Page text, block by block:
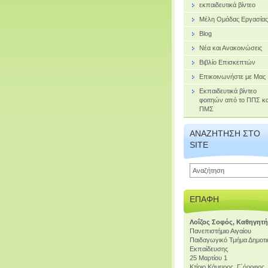
εκπαιδευτικά βίντεο
Μέλη Ομάδας Εργασίας
Blog
Νέα και Ανακοινώσεις
Βιβλίο Επισκεπτών
Επικοινωνήστε με Μας
Εκπαιδευτικά βίντεο
φοιτηών από το ΠΠΣ
ΠΜΣ
ΑΝΑΖΉΤΗΣΗ ΣΤΟ
SITE
ΕΠΑΦΉ
Λοΐζος Σοφός,
Πανεπιστήμιο Αιγαίου
Παιδαγωγικό Τμήμα
Εκπαίδευσης
25 Μαρτίου 1